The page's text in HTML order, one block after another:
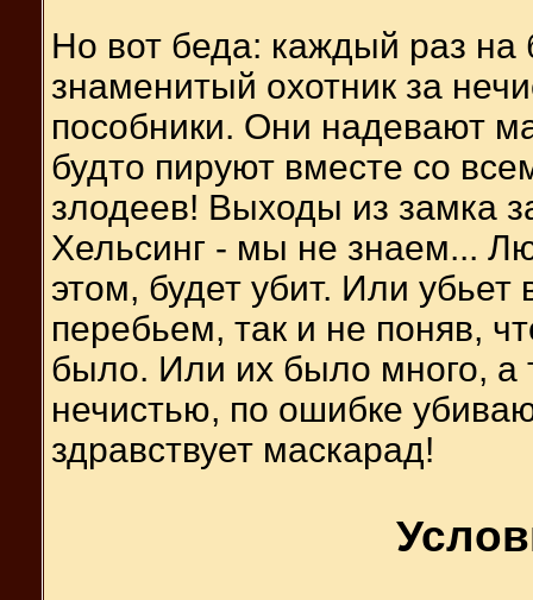
Но вот беда: каждый раз на
знаменитый охотник за
пособники. Они надевают
будто пируют вместе со
злодеев! Выходы из замка
Хельсинг - мы не знаем...
этом, будет убит. Или
перебьем, так и не поняв,
было. Или их было много, а
нечистью, по ошибке
здравствует маскарад!